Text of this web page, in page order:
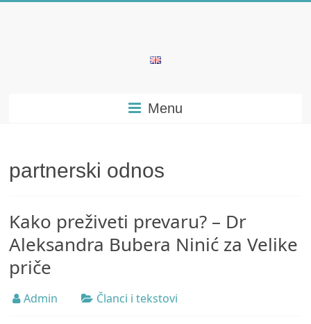
Menu
partnerski odnos
Kako preživeti prevaru? – Dr
Aleksandra Bubera Ninić za Velike
priče
Admin Članci i tekstovi